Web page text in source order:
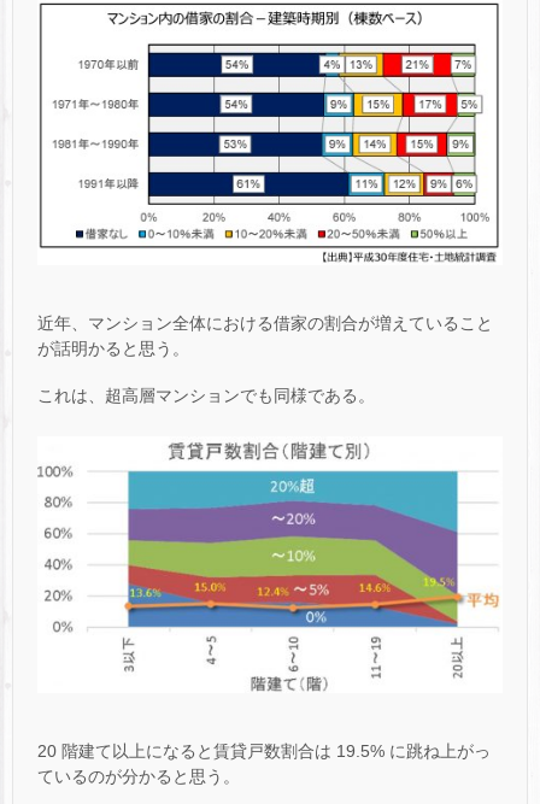
近年、マンション全体における借家の割合が増えていること
が話明かると思う。
これは、超高層マンションでも同様である。
20 階建て以上になると賃貸戸数割合は 19.5% に跳ね上がっ
ているのが分かると思う。